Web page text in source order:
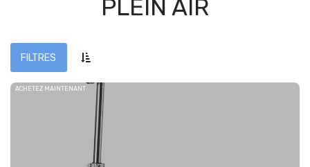
PLEIN AIR
FILTRES
ACHETEZ MAINTENANT